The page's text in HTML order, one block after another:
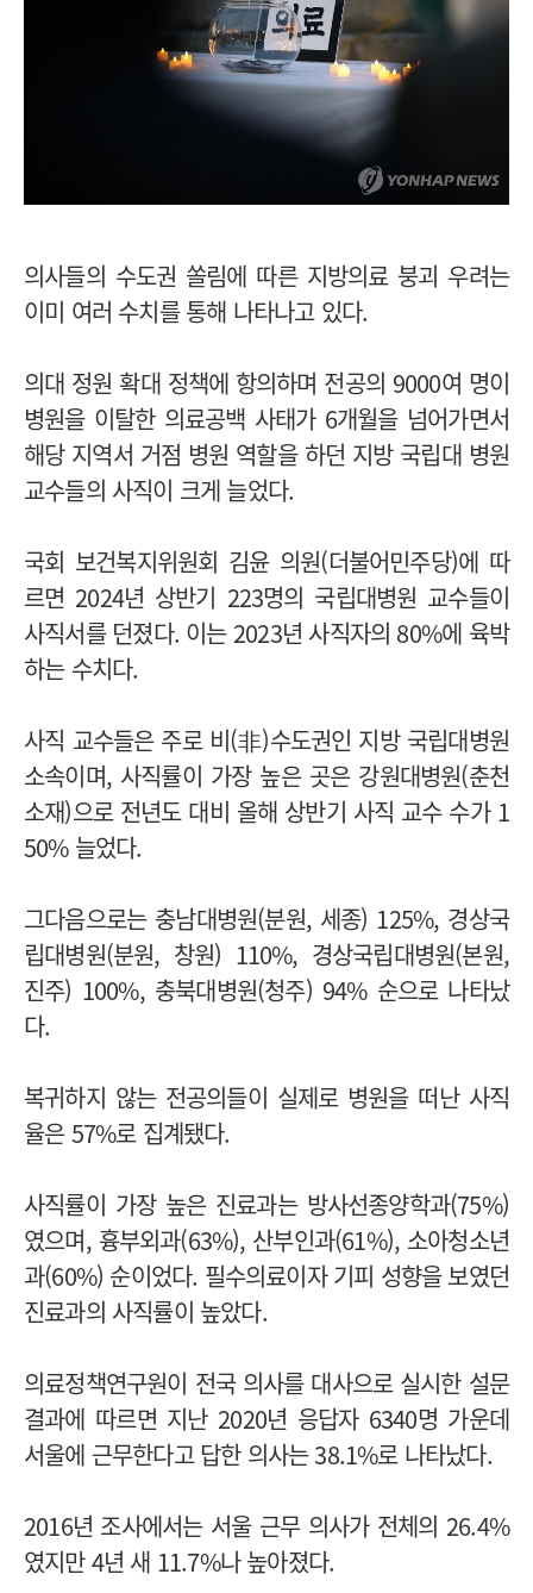
의사들의 수도권 쏠림에 따른 지방의료 붕괴 우려는
이미 여러 수치를 통해 나타나고 있다.
의대 정원 확대 정책에 항의하며 전공의 9000여 명이
병원을 이탈한 의료공백 사태가 6개월을 넘어가면서
해당 지역서 거점 병원 역할을 하던 지방 국립대 병원
교수들의 사직이 크게 늘었다.
국회 보건복지위원회 김윤 의원(더불어민주당)에 따
르면 2024년 상반기 223명의 국립대병원 교수들이
사직서를 던졌다. 이는 2023년 사직자의 80%에 육박
하는 수치다.
사직 교수들은 주로 비(非)수도권인 지방 국립대병원
소속이며, 사직률이 가장 높은 곳은 강원대병원(춘천
소재)으로 전년도 대비 올해 상반기 사직 교수 수가 1
50% 늘었다.
그다음으로는 충남대병원(분원, 세종) 125%, 경상국
립대병원(분원, 창원) 110%, 경상국립대병원(본원,
진주) 100%, 충북대병원(청주) 94% 순으로 나타났
다.
복귀하지 않는 전공의들이 실제로 병원을 떠난 사직
율은 57%로 집계됐다.
사직률이 가장 높은 진료과는 방사선종양학과(75%)
였으며, 흉부외과(63%), 산부인과(61%), 소아청소년
과(60%) 순이었다. 필수의료이자 기피 성향을 보였던
진료과의 사직률이 높았다.
의료정책연구원이 전국 의사를 대사으로 실시한 설문
결과에 따르면 지난 2020년 응답자 6340명 가운데
서울에 근무한다고 답한 의사는 38.1%로 나타났다.
2016년 조사에서는 서울 근무 의사가 전체의 26.4%
였지만 4년 새 11.7%나 높아졌다.